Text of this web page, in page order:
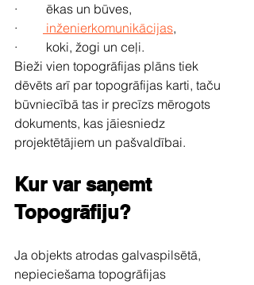
·         ēkas un būves,
·
inženierkomunikācijas,
·         koki, žogi un ceļi.
Bieži vien topogrāfijas plāns tiek
dēvēts arī par topogrāfijas karti, taču
būvniecībā tas ir precīzs mērogots
dokuments, kas jāiesniedz
projektētājiem un pašvaldībai.
Kur var saņemt
Topogrāfiju?
Ja objekts atrodas galvaspilsētā,
nepieciešama topogrāfijas